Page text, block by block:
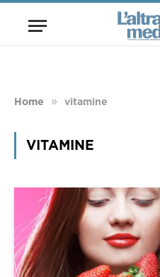
Home » vitamine
VITAMINE